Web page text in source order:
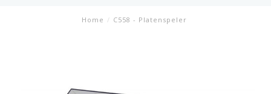
Home / C558 - Platenspeler